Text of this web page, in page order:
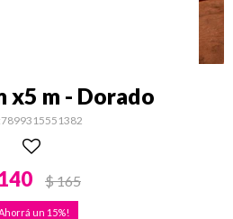
x5 m - Dorado
7899315551382
$165
15